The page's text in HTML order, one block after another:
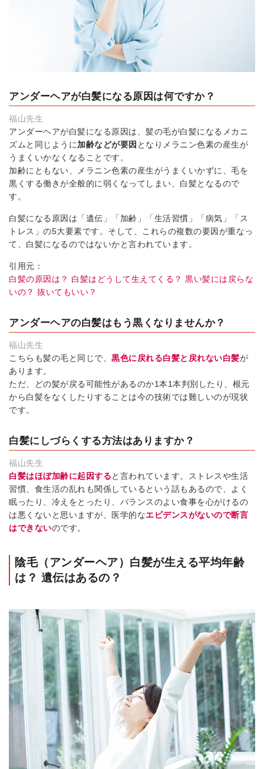
アンダーヘアが白髪になる原因は何ですか？
福山先生
アンダーヘアが白髪になる原因は、髪の毛が白髪になるメカニ
ズムと同じように加齢などが要因 となりメラニン色素の産生が
うまくいかなくなることです。
加齢にともない、メラニン色素の産生がうまくいかずに、毛を
黒くする働きが全般的に弱くなってしまい、白髪となるので
す。
白髪になる原因は「遺伝」「加齢」「生活習慣」「病気」「ス
トレス」の5大要素です。そして、これらの複数の要因が重なっ
て、白髪になるのではないかと言われています。
引用元：
白髪の原因は？ 白髪はどうして生えてくる？ 黒い髪には戻らな
いの？ 抜いてもいい？
アンダーヘアの白髪はもう黒くなりませんか？
福山先生
こちらも髪の毛と同じで、 黒色に戻れる白髪と戻れない白髪が
あります。
ただ、どの髪が戻る可能性があるのか1本1本判別したり、根元
から白髪をなくしたりすることは今の技術では難しいのが現状
です。
白髪にしづらくする方法はありますか？
福山先生
白髪はほぼ加齢に起因すると言われています。ストレスや生活
習慣、食生活の乱れも関係しているという話もあるので、よく
眠ったり、冷えをとったり、バランスのよい食事を心がけるの
は悪くないと思いますが、医学的なエビデンスがないので断言
はできないのです。
陰毛（アンダーヘア）白髪が生える平均年齢
は？ 遺伝はあるの？